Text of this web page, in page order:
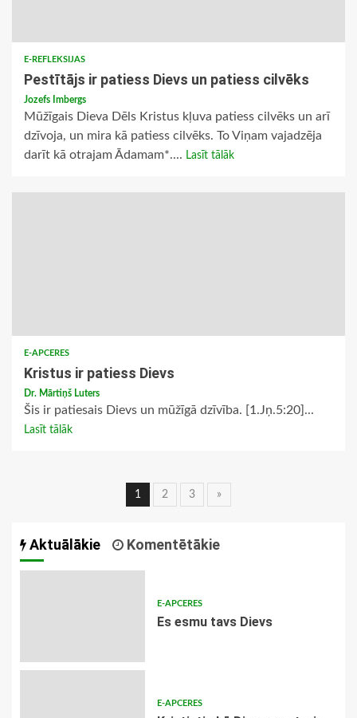
E-REFLEKSIJAS
Pestītājs ir patiess Dievs un patiess cilvēks
Jozefs Imbergs
Mūžīgais Dieva Dēls Kristus kļuva patiess cilvēks un arī
dzīvoja, un mira kā patiess cilvēks. To Viņam vajadzēja
darīt kā otrajam Ādamam*.... Lasīt tālāk
E-APCERES
Kristus ir patiess Dievs
Dr. Mārtiņš Luters
Šis ir patiesais Dievs un mūžīgā dzīvība. [1.Jņ.5:20]...
Lasīt tālāk
Ziņu
1 2 3 »
Aktuālākie Komentētākie
E-APCERES
Es esmu tavs Dievs
E-APCERES